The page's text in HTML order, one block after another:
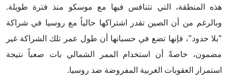
هذه المنطقة، التي تتنافس فيها مع موسكو منذ فترة طويلة.
وبالرغم من أن الصين تقدر اشتراكها حالياً مع روسيا في شراكة
"بلا حدود"، فإنها تضع في حسبانها أن طول عمر تلك الشراكة غير
مضمون، خاصةً أن استخدام الممر الشمالي بات صعباً نتيجة
استمرار العقوبات الغربية المفروضة ضد روسيا.